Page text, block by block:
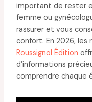
important de rester
femme ou
rassurer et vous
confort. En 2026, les
Roussignol Édition
d’informations
comprendre chaque